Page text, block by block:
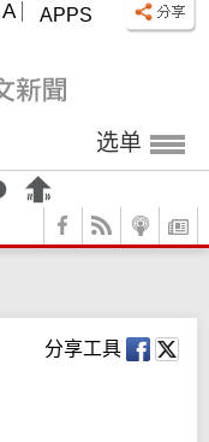
APPS
A
选单
分享工具